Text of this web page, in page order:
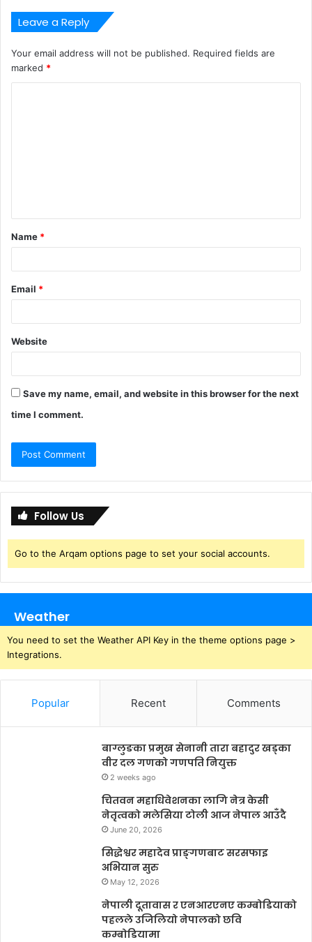
Leave a Reply
Your email address will not be published. Required fields are
marked *
t
*
Name *
Email *
Website
Save my name, email, and website in this browser for the next
time I comment.
Follow Us
Go to the Arqam options page to set your social accounts.
Weather
You need to set the Weather API Key in the theme options page >
Integrations.
Popular Recent Comments
बाग्लुङका प्रमुख सेनानी तारा बहादुर खड्का
वीर दल गणको गणपति नियुक्त
2 weeks ago
चितवन महाधिवेशनका लागि नेत्र केसी
नेतृत्वको मलेसिया टोली आज नेपाल आउँदै
June 20, 2026
सिद्धेश्वर महादेव प्राङ्गणबाट सरसफाइ
अभियान सुरु
May 12, 2026
नेपाली दूतावास र एनआरएनए कम्बोडियाको
पहलले उजिलियो नेपालको छवि
कम्बोडियामा